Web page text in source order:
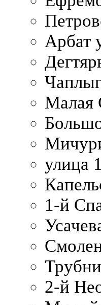
Арбат
Малая
улица
1-й
2-й